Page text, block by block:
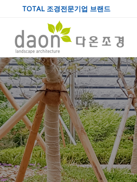
TOTAL 조경전문기업 브랜드